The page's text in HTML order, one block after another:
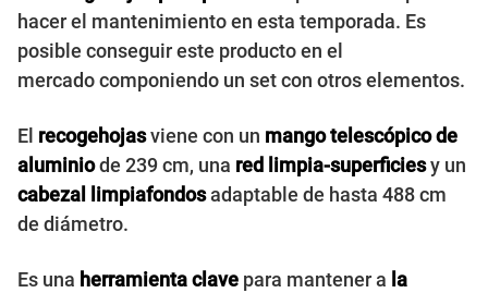
hacer el mantenimiento en esta temporada. Es
posible conseguir este producto en el
mercado componiendo un set con otros elementos.
El recogehojasviene con un mango telescópico de
aluminiode 239 cm, una red limpia-superficiesy un
cabezal limpiafondosadaptable de hasta 488 cm
de diámetro.
Es una herramienta clave para mantener a la